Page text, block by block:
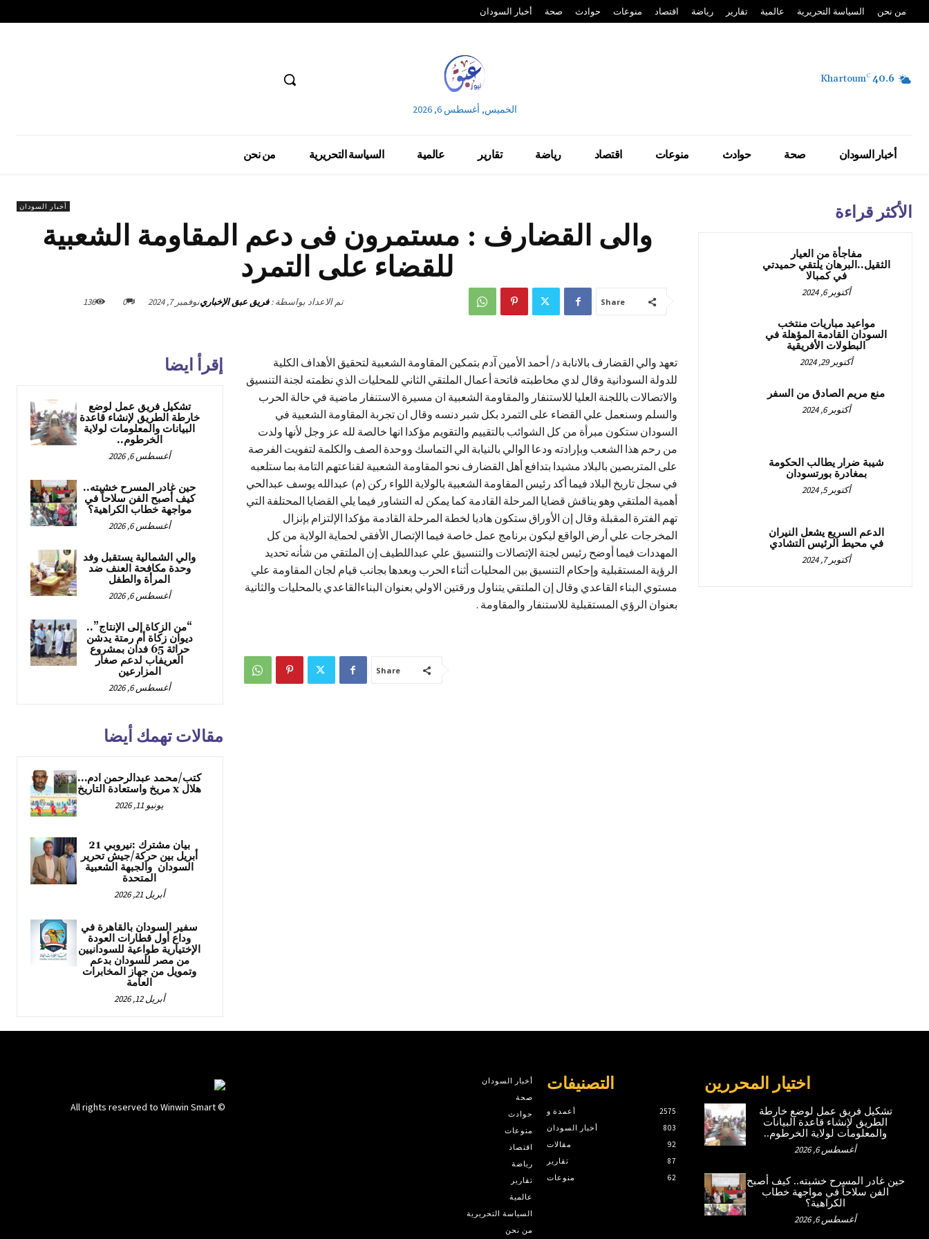
أخبار السودان صحة حوادث منوعات اقتصاد رياضة تقارير عالمية السياسة التحريرية من نحن
40.6
C
Khartoum
الخميس, أغسطس 6, 2026
أخبار السودان صحة حوادث منوعات اقتصاد رياضة تقارير عالمية السياسة التحريرية من نحن
أخبار السودان
والى القضارف : مستمرون فى دعم المقاومة الشعبية
للقضاء على التمرد
تم الاعداد بواسطة : فريق عبق الإخبارينوفمبر 7, 2024 0
136 Share
إقرأ ايضا
تشكيل فريق عمل لوضع
خارطة الطريق لإنشاء قاعدة
البيانات والمعلومات لولاية
الخرطوم..
أغسطس 6, 2026
حين غادر المسرح خشبته..
كيف أصبح الفن سلاحاً في
مواجهة خطاب الكراهية؟
أغسطس 6, 2026
والي الشمالية يستقبل وفد
وحدة مكافحة العنف ضد
المرأة والطفل
أغسطس 6, 2026
“من الزكاة إلى الإنتاج”..
ديوان زكاة أم رمتة يدشن
حراثة 65 فدان بمشروع
العريفاب لدعم صغار
المزارعين
أغسطس 6, 2026
تعهد والي القضارف بالانابة د/ أحمد الأمين آدم بتمكين المقاومة الشعبية لتحقيق الأهداف الكلية
للدولة السودانية وقال لدي مخاطبته فاتحة أعمال الملتقي الثاني للمحليات الذي نظمته لجنة التنسيق
والاتصالات باللجنة العليا للاستنفار والمقاومة الشعبية ان مسيرة الاستنفار ماضية في حالة الحرب
والسلم وسنعمل علي القضاء على التمرد بكل شبر دنسه وقال ان تجربة المقاومة الشعبية في
السودان ستكون مبرأة من كل الشوائب بالتقييم والتقويم مؤكدا انها خالصة لله عز وجل لأنها ولدت
من رحم هذا الشعب وبإرادته ودعا الوالي بالنيابة الي التماسك ووحدة الصف والكلمة لتفويت الفرصة
على المتربصين بالبلاد مشيدا بتدافع أهل القضارف نحو المقاومة الشعبية لقناعتهم التامة بما ستلعبه
في سجل تاريخ البلاد فيما أكد رئيس المقاومة الشعبية بالولاية اللواء ركن (م) عبدالله يوسف عبدالحي
أهمية الملتقي وهو يناقش قضايا المرحلة القادمة كما يمكن له التشاور فيما يلي القضايا المحتلفة التي
تهم الفترة المقبلة وقال إن الأوراق ستكون هاديا لخطة المرحلة القادمة مؤكدا الإلتزام بإنزال
المخرجات علي أرض الواقع ليكون برنامج عمل خاصة فيما الإتصال الأفقي لحماية الولاية من كل
المهددات فيما أوضح رئيس لجنة الإتصالات والتنسيق علي عبداللطيف إن الملتقي من شأنه تحديد
الرؤية المستقبلية وإحكام التنسيق بين المحليات أثناء الحرب وبعدها بجانب قيام لجان المقاومة علي
مستوي البناء القاعدي وقال إن الملتقي يتناول ورقتين الاولي بعنوان البناءالقاعدي بالمحليات والثانية
بعنوان الرؤي المستقبلية للاستنفار والمقاومة .
Share
مقالات تهمك أيضا
كتب/محمد عبدالرحمن ادم…
هلال x مريخ واستعادة التاريخ
يونيو 11, 2026
بيان مشترك :نيروبي 21
أبريل بين حركة/جيش تحرير
السودان والجبهة الشعبية
المتحدة
أبريل 21, 2026
سفير السودان بالقاهرة في
وداع أول قطارات العودة
الإختيارية طواعية للسودانيين
من مصر للسودان بدعم
وتمويل من جهاز المخابرات
العامة
أبريل 12, 2026
الأكثر قراءة
مفاجأة من العيار
الثقيل..البرهان يلتقي حميدتي
في كمبالا
أكتوبر 6, 2024
مواعيد مباريات منتخب
السودان القادمة المؤهلة في
البطولات الأفريقية
أكتوبر 29, 2024
منع مريم الصادق من السفر
أكتوبر 6, 2024
شيبة ضرار يطالب الحكومة
بمغادرة بورتسودان
أكتوبر 5, 2024
الدعم السريع يشعل النيران
في محيط الرئيس التشادي
أكتوبر 7, 2024
© All rights reserved to Winwin Smart
أخبار السودان
صحة
حوادث
منوعات
اقتصاد
رياضة
تقارير
عالمية
السياسة التحريرية
من نحن
التصنيفات
أعمدة و
2575
أخبار السودان
803
مقالات
92
تقارير
87
منوعات
62
اختيار المحررين
تشكيل فريق عمل لوضع خارطة
الطريق لإنشاء قاعدة البيانات
والمعلومات لولاية الخرطوم..
أغسطس 6, 2026
حين غادر المسرح خشبته.. كيف أصبح
الفن سلاحاً في مواجهة خطاب
الكراهية؟
أغسطس 6, 2026